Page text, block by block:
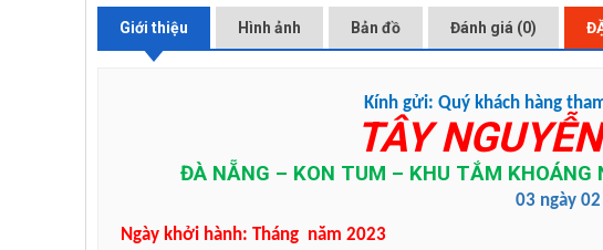
Giới thiệu Hình ảnh Bản đồ Đánh giá (0)
Kính gửi: Quý khách hàng
TÂY
ĐÀ NẴNG – KON TUM – KHU TẮM KHOÁNG
03 ngày
Ngày khởi hành: Tháng năm 2023